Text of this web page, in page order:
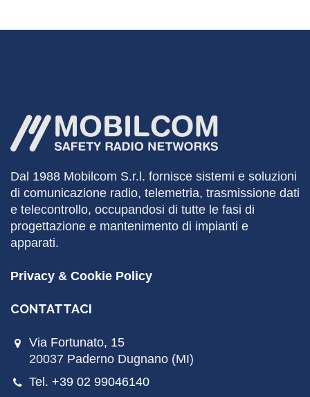
Dal 1988 Mobilcom S.r.l. fornisce sistemi e soluzioni
di comunicazione radio, telemetria, trasmissione dati
e telecontrollo, occupandosi di tutte le fasi di
progettazione e mantenimento di impianti e
apparati.
Privacy & Cookie Policy
CONTATTACI
Via Fortunato, 15
20037 Paderno Dugnano (MI)
Tel. +39 02 99046140